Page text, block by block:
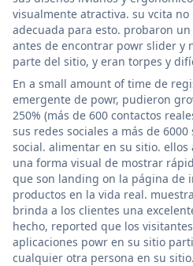
visualmente atractiva. su vcita
adecuada para esto. probaron
antes de encontrar powr slider y
parte del sitio, y eran torpes y
En a small amount of time de
emergente de powr, pudieron
250% (más de 600 contactos
sus redes sociales a más de
social. alimentar en su sitio.
una forma visual de mostrar
que son landing on la página de
productos en la vida real.
brinda a los clientes una
hecho, reported que los
aplicaciones powr en su sitio
cualquier otra persona en su sitio.